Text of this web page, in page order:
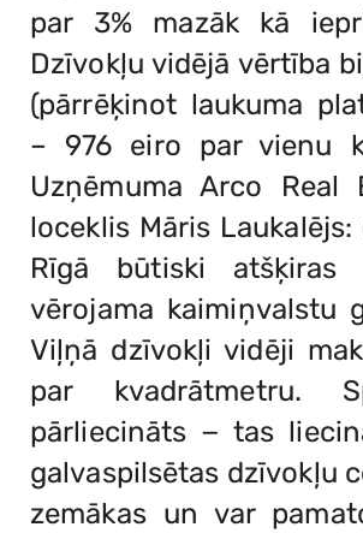
par 3% mazāk kā
Dzīvokļu vidējā vērtība
(pārrēķinot laukuma
– 976 eiro par vienu
Uzņēmuma Arco Real
loceklis Māris
Rīgā būtiski
vērojama kaimiņvalstu
Viļņā dzīvokļi vidēji
par kvadrātmetru.
pārliecināts − tas
galvaspilsētas dzīvokļu
zemākas un var